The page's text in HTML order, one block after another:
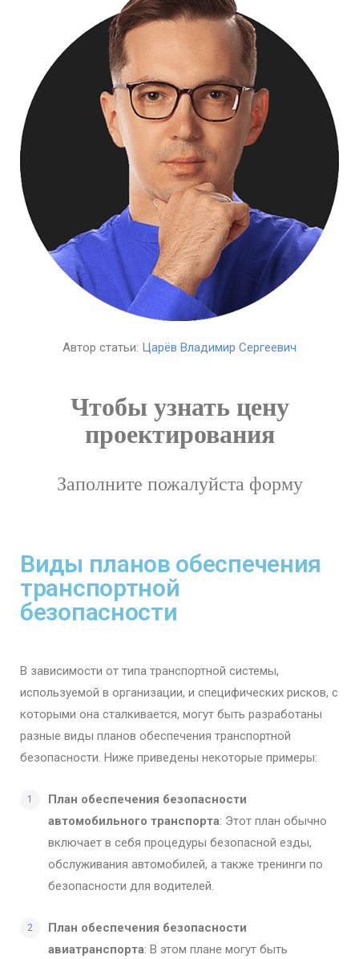
Автор статьи: Царёв Владимир Сергеевич
Чтобы узнать цену
проектирования
Заполните пожалуйста форму
Виды планов обеспечения
транспортной
безопасности
В зависимости от типа транспортной системы,
используемой в организации, и специфических рисков, с
которыми она сталкивается, могут быть разработаны
разные виды планов обеспечения транспортной
безопасности. Ниже приведены некоторые примеры:
План обеспечения безопасности
автомобильного транспорта: Этот план обычно
включает в себя процедуры безопасной езды,
обслуживания автомобилей, а также тренинги по
безопасности для водителей.
План обеспечения безопасности
авиатранспорта: В этом плане могут быть